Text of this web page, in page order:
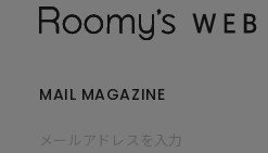
MAIL MAGAZINE